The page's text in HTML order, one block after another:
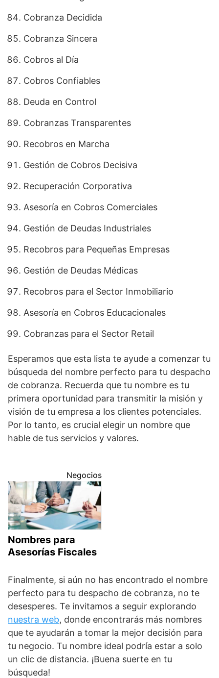
Cobranza Decidida
Cobranza Sincera
Cobros al Día
Cobros Confiables
Deuda en Control
Cobranzas Transparentes
Recobros en Marcha
Gestión de Cobros Decisiva
Recuperación Corporativa
Asesoría en Cobros Comerciales
Gestión de Deudas Industriales
Recobros para Pequeñas Empresas
Gestión de Deudas Médicas
Recobros para el Sector Inmobiliario
Asesoría en Cobros Educacionales
Cobranzas para el Sector Retail
Esperamos que esta lista te ayude a comenzar tu
búsqueda del nombre perfecto para tu despacho
de cobranza. Recuerda que tu nombre es tu
primera oportunidad para transmitir la misión y
visión de tu empresa a los clientes potenciales.
Por lo tanto, es crucial elegir un nombre que
hable de tus servicios y valores.
Negocios
Nombres para
Asesorías Fiscales
Finalmente, si aún no has encontrado el nombre
perfecto para tu despacho de cobranza, no te
desesperes. Te invitamos a seguir explorando
nuestra web, donde encontrarás más nombres
que te ayudarán a tomar la mejor decisión para
tu negocio. Tu nombre ideal podría estar a solo
un clic de distancia. ¡Buena suerte en tu
búsqueda!